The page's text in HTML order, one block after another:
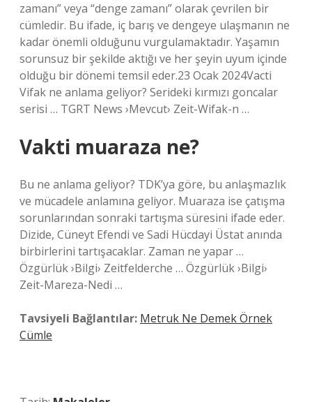
zamanı” veya “denge zamanı” olarak çevrilen bir
cümledir. Bu ifade, iç barış ve dengeye ulaşmanın ne
kadar önemli olduğunu vurgulamaktadır. Yaşamın
sorunsuz bir şekilde aktığı ve her şeyin uyum içinde
olduğu bir dönemi temsil eder.23 Ocak 2024Vacti
Vifak ne anlama geliyor? Serideki kırmızı goncalar
serisi … TGRT News ›Mevcut› Zeit-Wifak-n …
Vakti muaraza ne?
Bu ne anlama geliyor? TDK’ya göre, bu anlaşmazlık
ve mücadele anlamına geliyor. Muaraza ise çatışma
sorunlarından sonraki tartışma süresini ifade eder.
Dizide, Cüneyt Efendi ve Sadi Hücdayi Üstat anında
birbirlerini tartışacaklar. Zaman ne yapar …
Özgürlük ›Bilgi› Zeitfelderche … Özgürlük ›Bilgi›
Zeit-Mareza-Nedi …
Tavsiyeli Bağlantılar: Metruk Ne Demek Örnek
Cümle